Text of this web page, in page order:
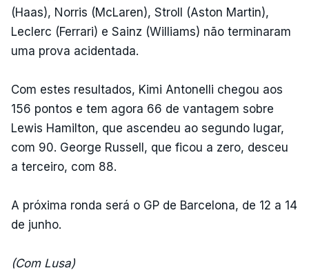
(Haas), Norris (McLaren), Stroll (Aston Martin),
Leclerc (Ferrari) e Sainz (Williams) não terminaram
uma prova acidentada.
Com estes resultados, Kimi Antonelli chegou aos
156 pontos e tem agora 66 de vantagem sobre
Lewis Hamilton, que ascendeu ao segundo lugar,
com 90. George Russell, que ficou a zero, desceu
a terceiro, com 88.
A próxima ronda será o GP de Barcelona, de 12 a 14
de junho.
(Com Lusa)